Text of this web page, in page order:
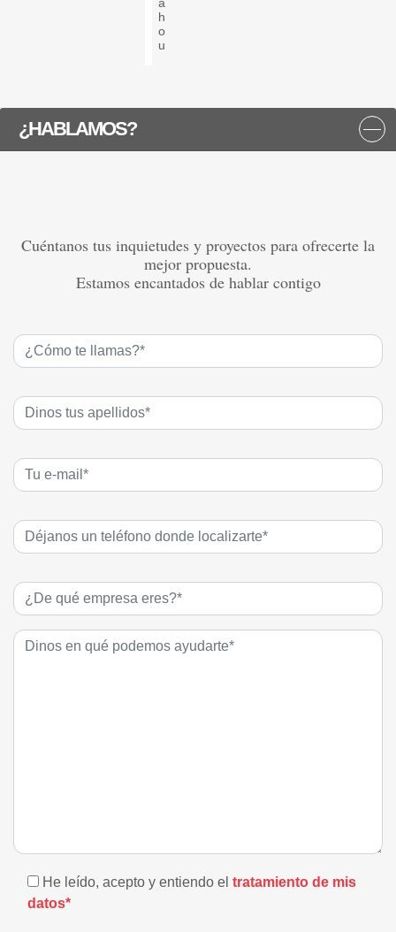
h
o
u
¿HABLAMOS?
Cuéntanos tus inquietudes y proyectos para ofrecerte la
mejor propuesta.
Estamos encantados de hablar contigo
He leído, acepto y entiendo el tratamiento de mis
datos*